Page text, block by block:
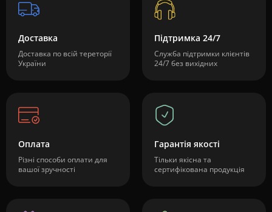
Доставка
Доставка по всій тереторії
України
Підтримка 24/7
Служба підтримки клієнтів
24/7 без вихідних
Оплата
Різні способи оплати для
вашої зручності
Гарантія якості
Тільки якісна та
сертифікована продукція